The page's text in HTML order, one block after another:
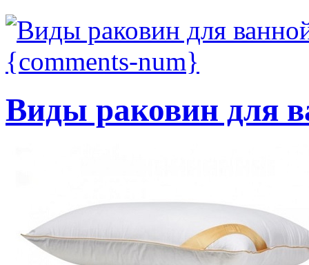
{comments-num}
Виды раковин для